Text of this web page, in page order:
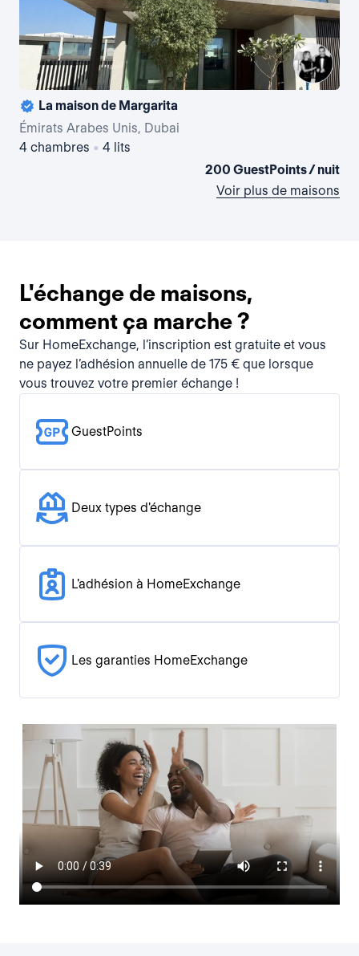
La maison de Margarita
Émirats Arabes Unis, Dubai
4 chambres • 4 lits
200 GuestPoints / nuit
Voir plus de maisons
L'échange de maisons,
comment ça marche ?
Sur HomeExchange, l’inscription est gratuite et vous
ne payez l’adhésion annuelle de 175 € que lorsque
vous trouvez votre premier échange !
GuestPoints
Deux types d'échange
L'adhésion à HomeExchange
Les garanties HomeExchange